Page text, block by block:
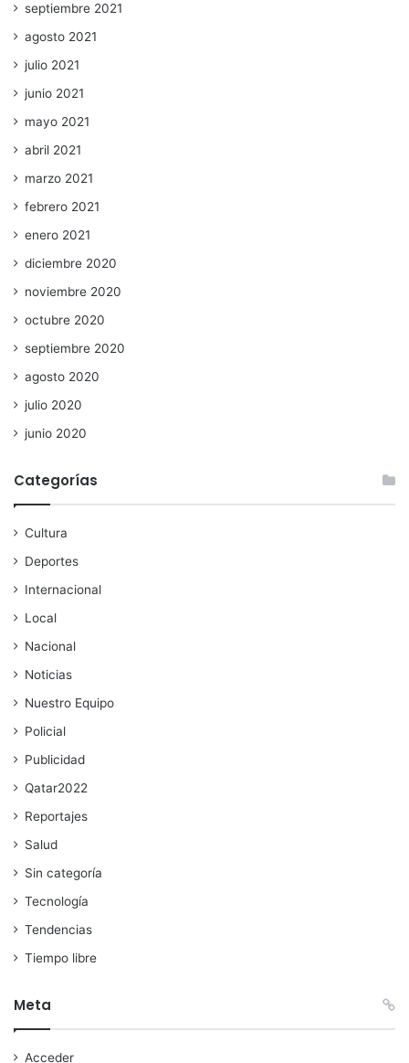
septiembre 2021
agosto 2021
julio 2021
junio 2021
mayo 2021
abril 2021
marzo 2021
febrero 2021
enero 2021
diciembre 2020
noviembre 2020
octubre 2020
septiembre 2020
agosto 2020
julio 2020
junio 2020
Categorías
Cultura
Deportes
Internacional
Local
Nacional
Noticias
Nuestro Equipo
Policial
Publicidad
Qatar2022
Reportajes
Salud
Sin categoría
Tecnología
Tendencias
Tiempo libre
Meta
Acceder